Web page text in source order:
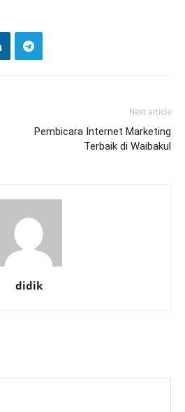
Next article
Pembicara Internet Marketing
Terbaik di Waibakul
didik